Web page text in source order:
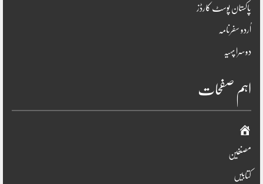
پاکستان پوسٹ کارڈز
اُردو سفرنامہ
دوسرا پہیہ
اہم صفحات
صفحہ
اوّل
مصنفین
کتابیں